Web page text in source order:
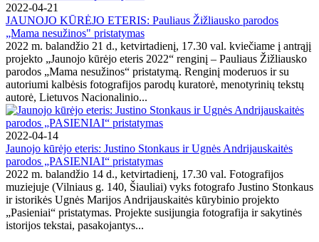
2022-04-21
JAUNOJO KŪRĖJO ETERIS: Pauliaus Žižliausko parodos
„Mama nesužinos" pristatymas
2022 m. balandžio 21 d., ketvirtadienį, 17.30 val. kviečiame į antrąjį
projekto „Jaunojo kūrėjo eteris 2022“ renginį – Pauliaus Žižliausko
parodos „Mama nesužinos“ pristatymą. Renginį moderuos ir su
autoriumi kalbėsis fotografijos parodų kuratorė, menotyrinių tekstų
autorė, Lietuvos Nacionalinio...
2022-04-14
Jaunojo kūrėjo eteris: Justino Stonkaus ir Ugnės Andrijauskaitės
parodos „PASIENIAI“ pristatymas
2022 m. balandžio 14 d., ketvirtadienį, 17.30 val. Fotografijos
muziejuje (Vilniaus g. 140, Šiauliai) vyks fotografo Justino Stonkaus
ir istorikės Ugnės Marijos Andrijauskaitės kūrybinio projekto
„Pasieniai“ pristatymas. Projekte susijungia fotografija ir sakytinės
istorijos tekstai, pasakojantys...